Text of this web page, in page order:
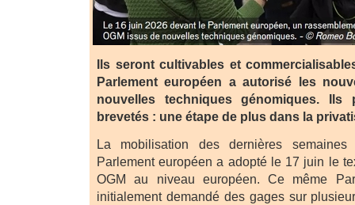
Ils seront cultivables et
Parlement européen a autorisé les
nouvelles techniques génomiques. Ils
brevetés : une étape de plus dans la
La mobilisation des dernières
Parlement européen a adopté le 17 juin le
OGM au niveau européen. Ce même
initialement demandé des gages sur